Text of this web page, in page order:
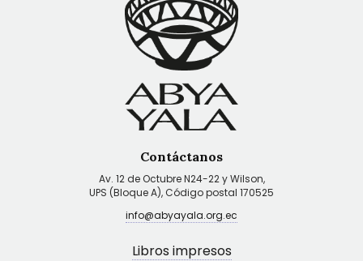
Contáctanos
Av. 12 de Octubre N24-22 y Wilson,
UPS (Bloque A), Código postal 170525
info@abyayala.org.ec
Libros impresos